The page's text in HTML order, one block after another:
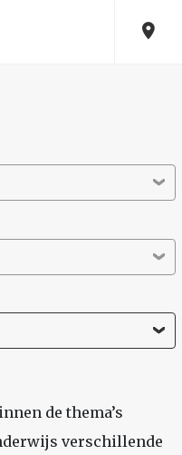
de thema’s
verschillende